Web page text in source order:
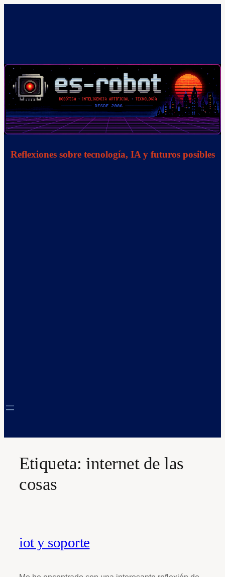
Reflexiones sobre tecnología, IA y futuros posibles
Etiqueta: internet de las
cosas
iot y soporte